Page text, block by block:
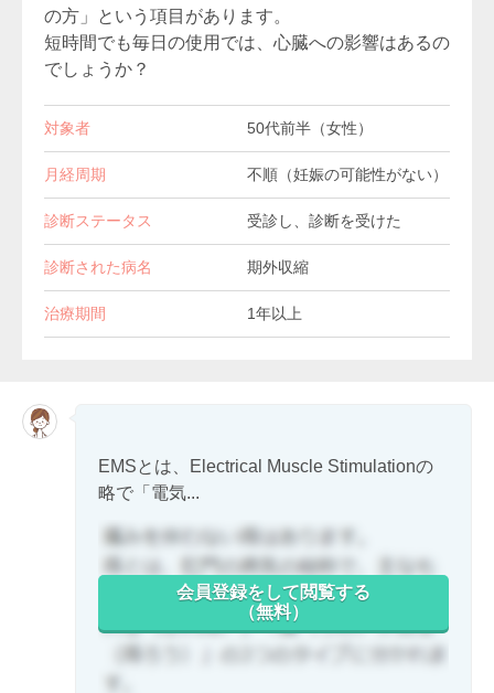
の方」という項目があります。
短時間でも毎日の使用では、心臓への影響はあるの
でしょうか？
対象者 50代前半（女性）
月経周期 不順（妊娠の可能性がない）
診断ステータス 受診し、診断を受けた
診断された病名 期外収縮
治療期間 1年以上
EMSとは、Electrical Muscle Stimulationの
略で「電気...
会員登録をして閲覧する
（無料）